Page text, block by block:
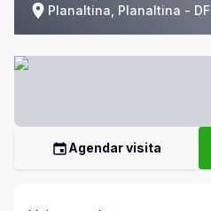
Planaltina, Planaltina - DF
Agendar visita